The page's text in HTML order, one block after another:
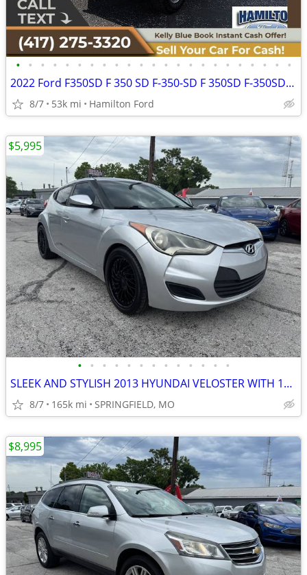
• • • • • • • • • • • • • • • • • • • • • • •
2022 Ford F350SD F 350 SD F-350-SD F 350SD F-350SD Lariat DRWCrew Cab
8/7 53k mi Hamilton Ford
• • • • • • • • • • • • •
SLEEK AND STYLISH 2013 HYUNDAI VELOSTER WITH 165K MILES
8/7 165k mi SPRINGFIELD, MO
$5,995
$8,995